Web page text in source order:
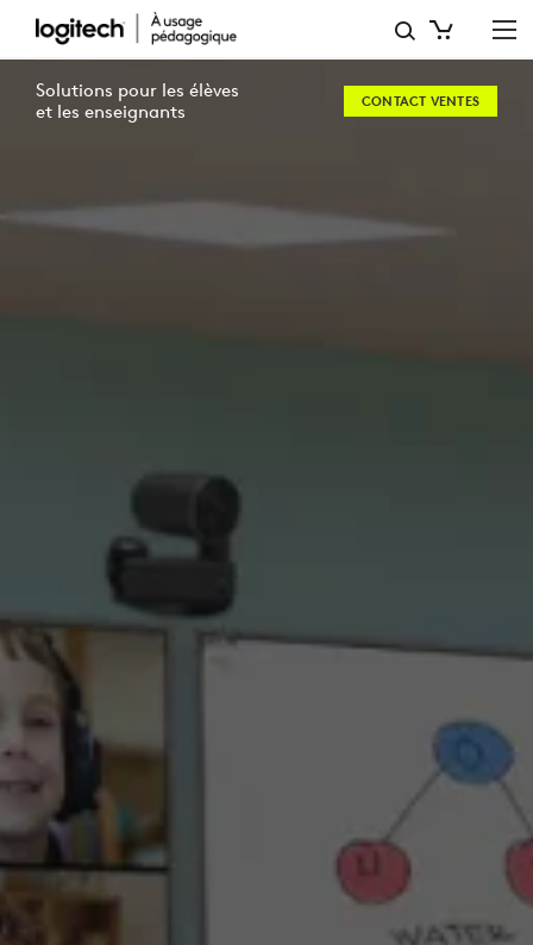
ENVIRONNEMENTS
D’ENSEIGNEMENT
FLEXIBLES
Solutions pour les élèves
et les enseignants
CONTACT VENTES